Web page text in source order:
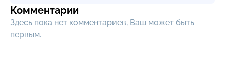
Комментарии
Здесь пока нет комментариев, Ваш может быть
первым.